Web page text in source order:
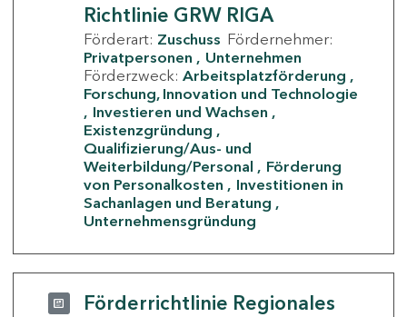
Richtlinie GRW RIGA
Förderart: Zuschuss Fördernehmer:
Privatpersonen
Unternehmen
Förderzweck: Arbeitsplatzförderung
Forschung, Innovation und Technologie
Investieren und Wachsen
Existenzgründung
Qualifizierung/Aus- und
Weiterbildung/Personal
Förderung
von Personalkosten
Investitionen in
Sachanlagen und Beratung
Unternehmensgründung
Förderrichtlinie Regionales